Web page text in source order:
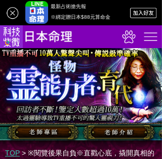
最新占術搶先報
※綁定贈日本$88元算命金
TOP> ※閱覽後果自負※直戳心底，撬開真相的